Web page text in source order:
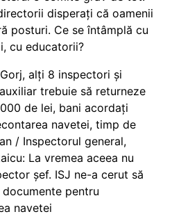
disperați că oamenii
posturi. Ce se întâmplă cu
cu educatorii?
alți 8 inspectori și
trebuie să returneze
de lei, bani acordați
navetei, timp de
/ Inspectorul general,
La vremea aceea nu
șef. ISJ ne-a cerut să
pentru
navetei